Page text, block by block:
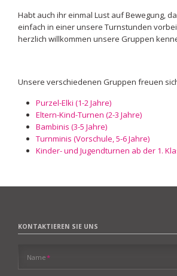
Habt auch ihr einmal Lust auf Bewegung,
einfach in einer unsere Turnstunden
herzlich willkommen unsere Gruppen
Unsere verschiedenen Gruppen freuen
Purzel-Elki (1-2 Jahre)
Eltern-Kind-Turnen (2-3 Jahre)
Bambinis (3-5 Jahre)
Turnminis (Vorschule, 5-6 Jahre)
Kinder- und Jugendturnen ab der 1.
KONTAKTIEREN SIE UNS
Pflichtfeld
Name*